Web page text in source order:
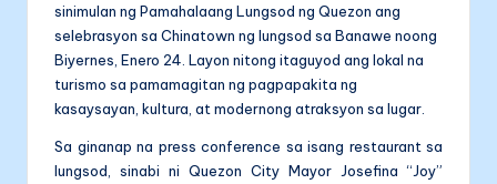
sinimulan ng Pamahalaang Lungsod ng Quezon ang
selebrasyon sa Chinatown ng lungsod sa Banawe noong
Biyernes, Enero 24. Layon nitong itaguyod ang lokal na
turismo sa pamamagitan ng pagpapakita ng
kasaysayan, kultura, at modernong atraksyon sa lugar.
Sa ginanap na press conference sa isang restaurant sa
lungsod, sinabi ni Quezon City Mayor Josefina “Joy”